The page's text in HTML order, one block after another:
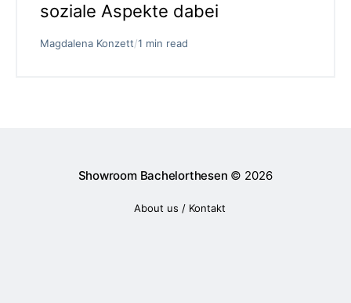
soziale Aspekte dabei
Magdalena Konzett/1 min read
Showroom Bachelorthesen © 2026
About us / Kontakt